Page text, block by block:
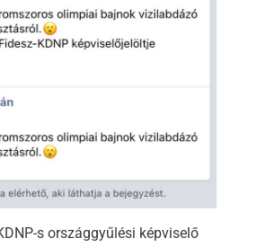
s országgyűlési képviselő